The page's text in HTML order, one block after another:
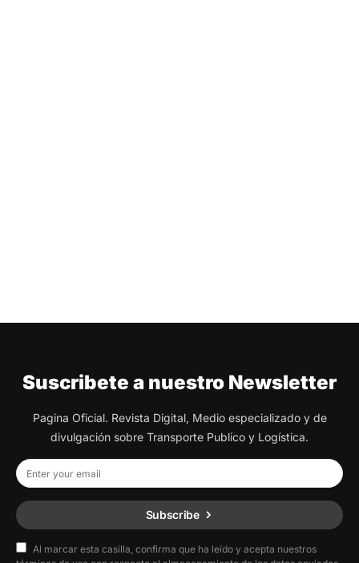
Suscribete a nuestro Newsletter
Pagina Oficial. Revista Digital, Medio especializado y de
divulgación sobre Transporte Publico y Logística.
Subscribe
Al marcar esta casilla, confirma que ha leído y acepta nuestros